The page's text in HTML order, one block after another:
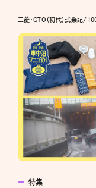
特集